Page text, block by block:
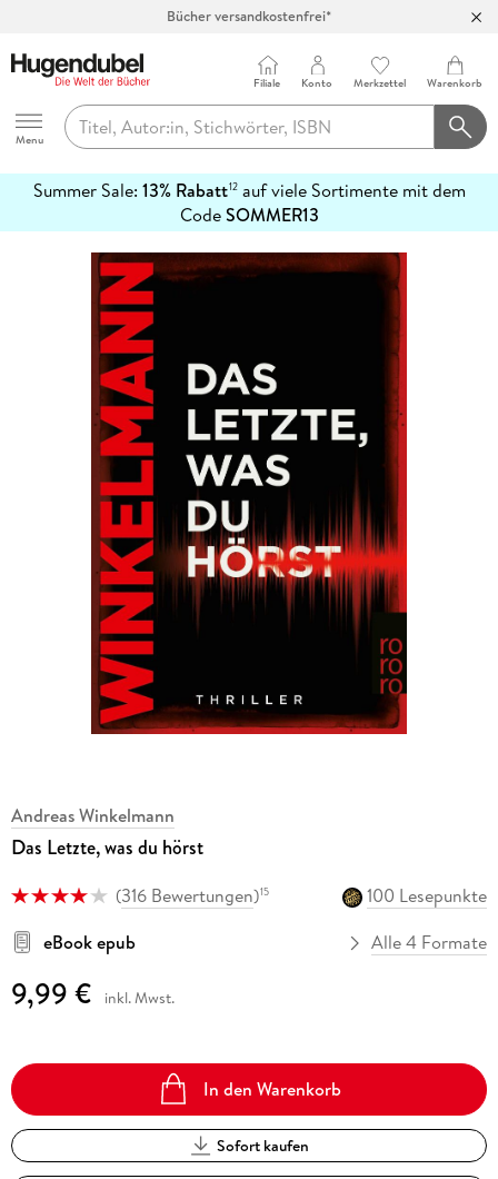
Bücher versandkostenfrei*
Abholung in über 100 Filialen
Hugendubel
Menu
Filiale Konto Merkzettel Warenkorb
Summer Sale: 13% Rabatt12auf viele Sortimente mit dem
CodeSOMMER13
erfahren
Andreas Winkelmann
Das Letzte, was du hörst
(316 Bewertungen)15
100 Lesepunkte
eBook epub
Alle 4 Formate
9,99 € inkl. Mwst.
In den Warenkorb
Sofort kaufen